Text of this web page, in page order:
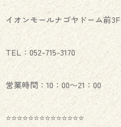
イオンモールナゴヤドーム前3F
TEL：052-715-3170
営業時間：10：00〜21：00
⭐️⭐️⭐️⭐️⭐️⭐️⭐️⭐️⭐️⭐️⭐️⭐️⭐️⭐️